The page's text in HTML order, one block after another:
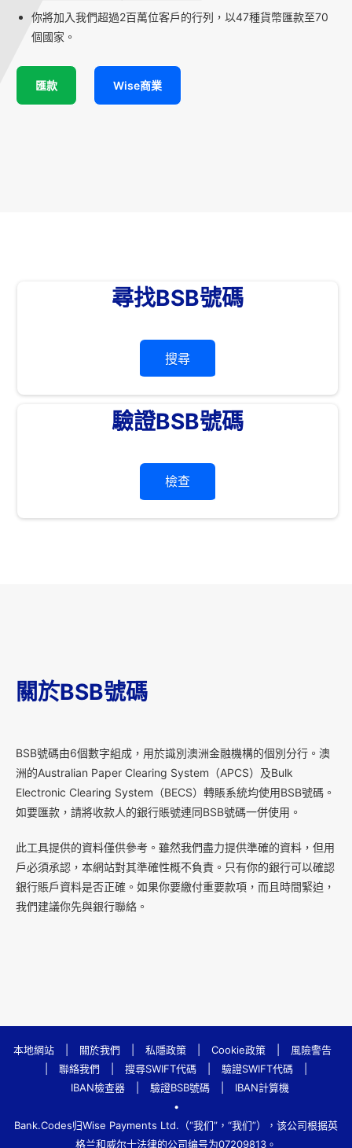
你將加入我們超過2百萬位客戶的行列，以47種貨幣匯款至70
個國家。
匯款 Wise商業
尋找BSB號碼
搜尋
驗證BSB號碼
檢查
關於BSB號碼
BSB號碼由6個數字組成，用於識別澳洲金融機構的個別分行。澳
洲的Australian Paper Clearing System（APCS）及Bulk
Electronic Clearing System（BECS）轉賬系統均使用BSB號碼。
如要匯款，請將收款人的銀行賬號連同BSB號碼一併使用。
此工具提供的資料僅供參考。雖然我們盡力提供準確的資料，但用
戶必須承認，本網站對其準確性概不負責。只有你的銀行可以確認
銀行賬戶資料是否正確。如果你要繳付重要款項，而且時間緊迫，
我們建議你先與銀行聯絡。
本地網站 關於我們 私隱政策 Cookie政策
風險警告
聯絡我們 搜尋SWIFT代碼 驗證SWIFT代碼
IBAN檢查器
驗證BSB號碼
IBAN計算機
•
Bank.Codes归Wise Payments Ltd.（“我们”，“我们”），该公司根据英
格兰和威尔士法律的公司编号为07209813。